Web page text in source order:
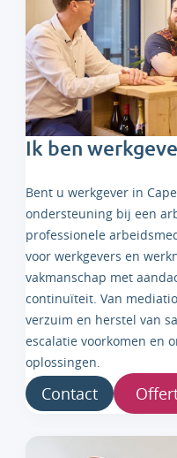
Ik ben
Bent u werkgever in
ondersteuning bij een
professionele
voor werkgevers en
vakmanschap met
continuïteit. Van
verzuim en herstel van
escalatie voorkomen en
oplossingen.
Contact